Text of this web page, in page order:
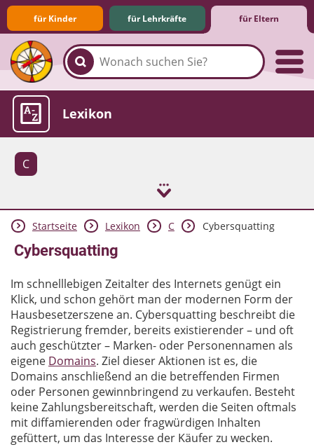
für Kinder für Lehrkräfte für Eltern
Familie & Medien
Spieletipps & Lernsoftware
Die Jüngsten im Netz
Lexikon
C
Aktuelles
Startseite Lexikon C Cybersquatting
Cybersquatting
Im schnelllebigen Zeitalter des Internets genügt ein
Klick, und schon gehört man der modernen Form der
Hausbesetzerszene an. Cybersquatting beschreibt die
Registrierung fremder, bereits existierender – und oft
auch geschützter – Marken- oder Personennamen als
eigene Domains. Ziel dieser Aktionen ist es, die
Domains anschließend an die betreffenden Firmen
oder Personen gewinnbringend zu verkaufen. Besteht
keine Zahlungsbereitschaft, werden die Seiten oftmals
mit diffamierenden oder fragwürdigen Inhalten
gefüttert, um das Interesse der Käufer zu wecken.